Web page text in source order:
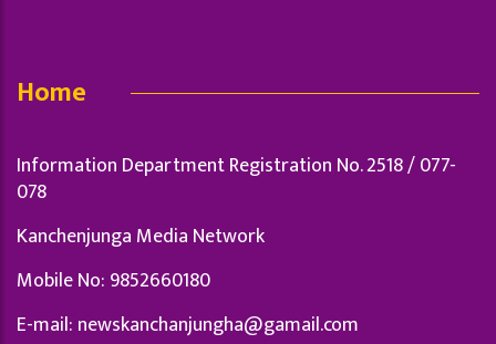
Home
Information Department Registration No. 2518 / 077-
078
Kanchenjunga Media Network
Mobile No: 9852660180
E-mail: newskanchanjungha@gamail.com